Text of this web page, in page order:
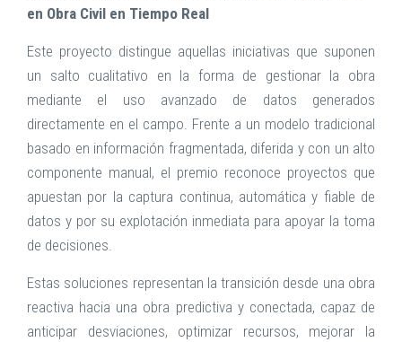
en Obra Civil en Tiempo Real
Este proyecto distingue aquellas iniciativas que suponen
un salto cualitativo en la forma de gestionar la obra
mediante el uso avanzado de datos generados
directamente en el campo. Frente a un modelo tradicional
basado en información fragmentada, diferida y con un alto
componente manual, el premio reconoce proyectos que
apuestan por la captura continua, automática y fiable de
datos y por su explotación inmediata para apoyar la toma
de decisiones.
Estas soluciones representan la transición desde una obra
reactiva hacia una obra predictiva y conectada, capaz de
anticipar desviaciones, optimizar recursos, mejorar la